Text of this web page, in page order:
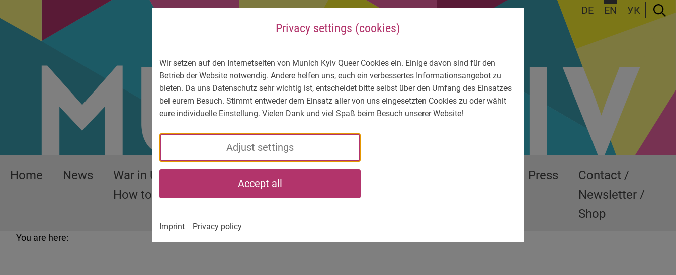
Privacy settings (cookies)
Wir setzen auf den Internetseiten von Munich Kyiv Queer Cookies ein. Einige davon sind für den
Betrieb der Website notwendig. Andere helfen uns, euch ein verbessertes Informationsangebot zu
bieten. Da uns Datenschutz sehr wichtig ist, entscheidet bitte selbst über den Umfang des Einsatzes
bei eurem Besuch. Stimmt entweder dem Einsatz aller von uns eingesetzten Cookies zu oder wählt
eure individuelle Einstellung. Vielen Dank und viel Spaß beim Besuch unserer Website!
Adjust settings
Accept all
Imprint Privacy policy
To language menu
To service information DE EN УК
Home News
War in Ukraine –
How to help
the situation?
Who
we
Press
Contact /
Newsletter /
Shop
You are here: